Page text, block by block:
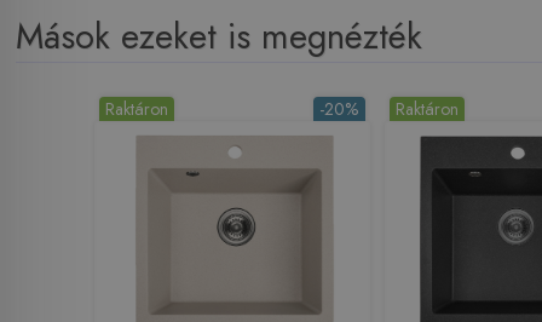
Mások ezeket is megnézték
-20%
Raktáron Raktáron